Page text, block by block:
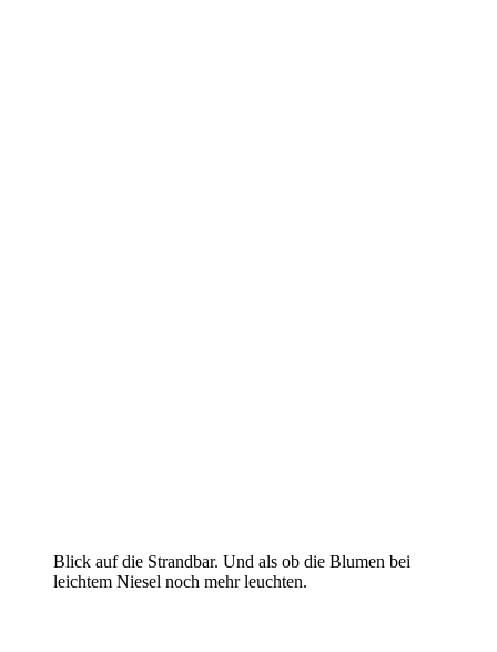
Blick auf die Strandbar. Und als ob die Blumen bei
leichtem Niesel noch mehr leuchten.